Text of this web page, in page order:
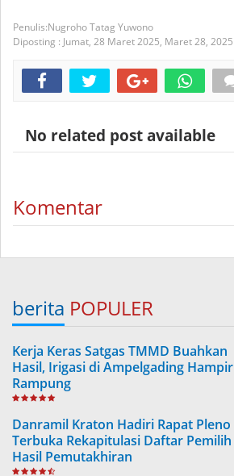
Nugroho Tatag Yuwono
Diposting : Jumat, 28 Maret 2025, Maret 28, 2025
No related post available
Komentar
berita POPULER
Kerja Keras Satgas TMMD Buahkan
Hasil, Irigasi di Ampelgading Hampir
Rampung
Danramil Kraton Hadiri Rapat Pleno
Terbuka Rekapitulasi Daftar Pemilih
Hasil Pemutakhiran